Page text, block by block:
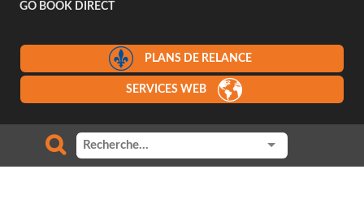
GO BOOK DIRECT
PLANS DE RELANCE
SERVICES WEB